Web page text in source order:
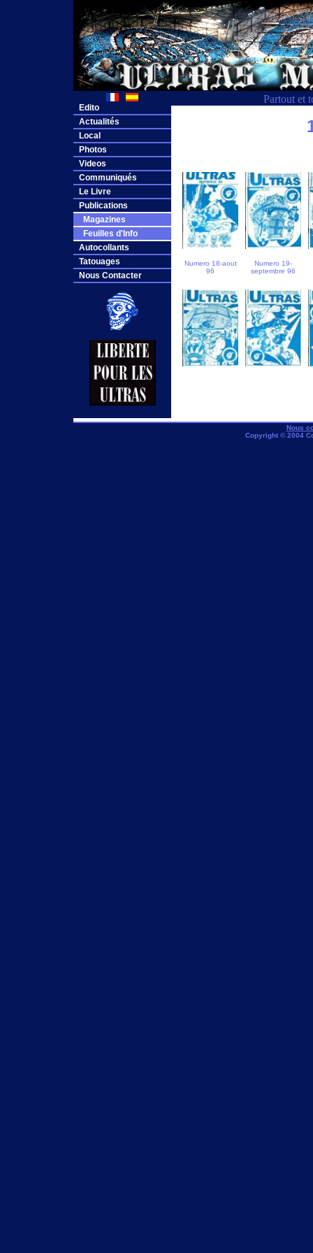
Partout et
Edito
Actualités
Local
Photos
Videos
Communiqués
Le Livre
Publications
Magazines
Feuilles d'Info
Autocollants
Tatouages
Nous Contacter
Numero 18-aout
96
Numero 19-
septembre 96
Nous
Copyright © 2004